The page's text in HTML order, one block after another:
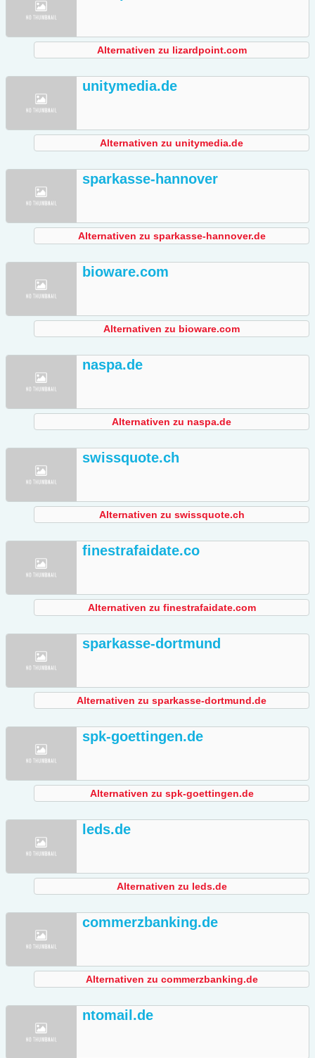
Alternativen zu lizardpoint.com
unitymedia.de
Alternativen zu unitymedia.de
sparkasse-hannover
Alternativen zu sparkasse-hannover.de
bioware.com
Alternativen zu bioware.com
naspa.de
Alternativen zu naspa.de
swissquote.ch
Alternativen zu swissquote.ch
finestrafaidate.co
Alternativen zu finestrafaidate.com
sparkasse-dortmund
Alternativen zu sparkasse-dortmund.de
spk-goettingen.de
Alternativen zu spk-goettingen.de
leds.de
Alternativen zu leds.de
commerzbanking.de
Alternativen zu commerzbanking.de
ntomail.de